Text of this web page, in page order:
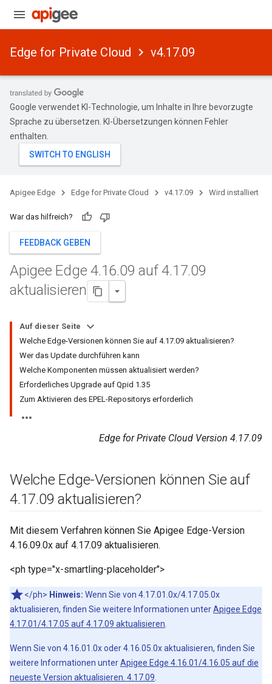
Edge for Private Cloud v4.17.09
Google verwendet KI-Technologie, um Inhalte in Ihre bevorzugte
Sprache zu übersetzen. KI-Übersetzungen können Fehler
enthalten.
Apigee Edge Edge for Private Cloud v4.17.09 Wird installiert
War das hilfreich?
FEEDBACK GEBEN
Apigee Edge 4.16.09 auf 4.17.09
aktualisieren
Auf dieser Seite
Welche Edge-Versionen können Sie auf 4.17.09 aktualisieren?
Wer das Update durchführen kann
Welche Komponenten müssen aktualisiert werden?
Erforderliches Upgrade auf Qpid 1.35
Zum Aktivieren des EPEL-Repositorys erforderlich
Edge for Private Cloud Version 4.17.09
Welche Edge-Versionen können Sie auf
4.17.09 aktualisieren?
Mit diesem Verfahren können Sie Apigee Edge-Version
4.16.09.0x auf 4.17.09 aktualisieren.
<ph type="x-smartling-placeholder">
</ph> Hinweis: Wenn Sie von 4.17.01.0x/4.17.05.0x
aktualisieren, finden Sie weitere Informationen unterApigee Edge
4.17.01/4.17.05 auf 4.17.09 aktualisieren
Wenn Sie von 4.16.01.0x oder 4.16.05.0x aktualisieren, finden Sie
weitere Informationen unterApigee Edge 4.16.01/4.16.05 auf die
neueste Version aktualisieren. 4.17.09